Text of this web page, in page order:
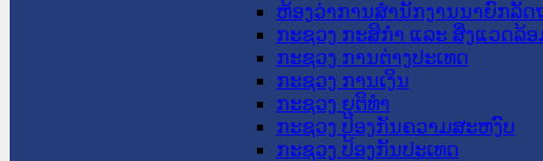
ຫ້ອງວ່າການສຳນັກງານນາຍົກລັດ
ກະຊວງ ກະສິກຳ ແລະ ສິ່ງແວດລ້ອ
ກະຊວງ ການຕ່າງປະເທດ
ກະຊວງ ການເງິນ
ກະຊວງ ຍຸຕິທໍາ
ກະຊວງ ປ້ອງກັນຄວາມສະຫງົບ
ກະຊວງ ປ້ອງກັນປະເທດ